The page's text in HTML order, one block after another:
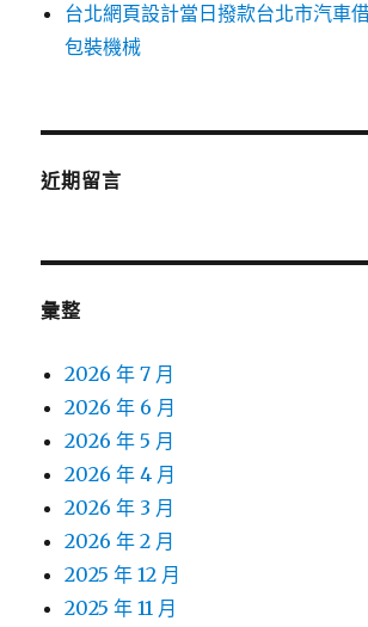
台北網頁設計當日撥款台北市汽車
包裝機械
近期留言
彙整
2026 年 7 月
2026 年 6 月
2026 年 5 月
2026 年 4 月
2026 年 3 月
2026 年 2 月
2025 年 12 月
2025 年 11 月